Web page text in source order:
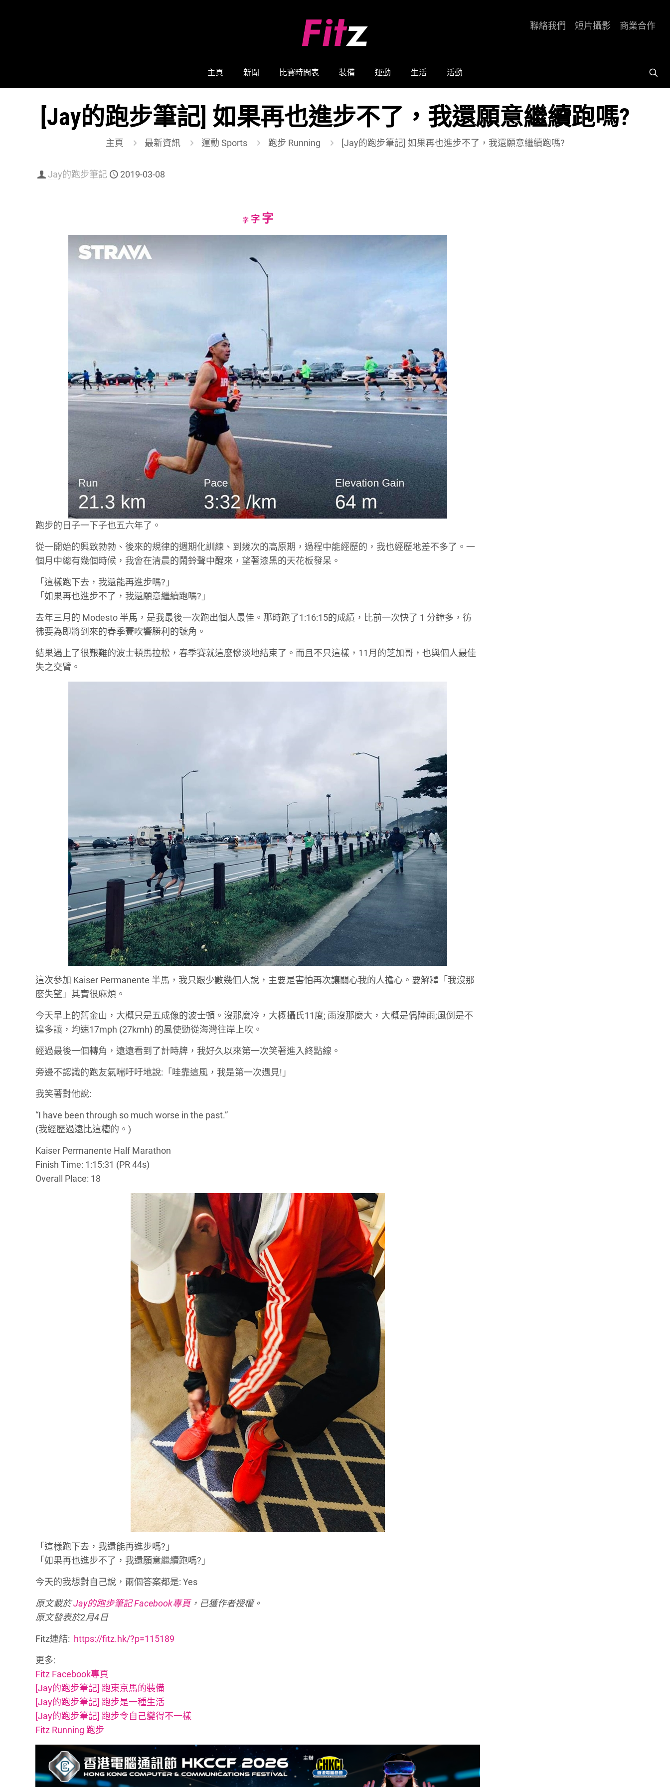
主頁 新聞 比賽時間表 裝備 運動 生活 活動
聯絡我們 短片攝影 商業合作
[Jay的跑步筆記] 如果再也進步不了，我還願意繼續跑嗎?
主頁 最新資訊 運動 Sports 跑步 Running [Jay的跑步筆記] 如果再也進步不了，我還願意繼續跑嗎?
Jay的跑步筆記 2019-03-08
字Decrease
字Reset
字Increase
font
跑步的日子一下子也五六年了。
從一開始的興致勃勃、後來的規律的週期化訓練、到幾次的高原期，過程中能經歷的，我也經歷地差不多了。一
個月中總有幾個時候，我會在清晨的鬧鈴聲中醒來，望著漆黑的天花板發呆。
「這樣跑下去，我還能再進步嗎?」
「如果再也進步不了，我還願意繼續跑嗎?」
去年三月的 Modesto 半馬，是我最後一次跑出個人最佳。那時跑了1:16:15的成績，比前一次快了 1 分鐘多，彷
彿要為即將到來的春季賽吹響勝利的號角。
結果遇上了很艱難的波士頓馬拉松，春季賽就這麼慘淡地結束了。而且不只這樣，11月的芝加哥，也與個人最佳
失之交臂。
這次參加 Kaiser Permanente 半馬，我只跟少數幾個人說，主要是害怕再次讓關心我的人擔心。要解釋「我沒那
麼失望」其實很麻煩。
今天早上的舊金山，大概只是五成像的波士頓。沒那麼冷，大概攝氏11度; 雨沒那麼大，大概是偶陣雨;風倒是不
遑多讓，均速17mph (27kmh) 的風使勁從海灣往岸上吹。
經過最後一個轉角，遠遠看到了計時牌，我好久以來第一次笑著進入終點線。
旁邊不認識的跑友氣喘吁吁地說:「哇靠這風，我是第一次遇見!」
我笑著對他說:
“I have been through so much worse in the past.”
(我經歷過遠比這糟的。)
Kaiser Permanente Half Marathon
Finish Time: 1:15:31 (PR 44s)
Overall Place: 18
「這樣跑下去，我還能再進步嗎?」
「如果再也進步不了，我還願意繼續跑嗎?」
今天的我想對自己說，兩個答案都是: Yes
原文載於Jay的跑步筆記 Facebook專頁，已獲作者授權。
原文發表於2月4日
Fitz連結: https://fitz.hk/?p=115189
更多:
Fitz Facebook專頁
[Jay的跑步筆記] 跑東京馬的裝備
[Jay的跑步筆記] 跑步是一種生活
[Jay的跑步筆記] 跑步令自己變得不一樣
Fitz Running 跑步